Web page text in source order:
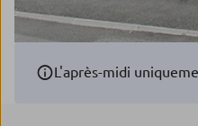
L'après-midi